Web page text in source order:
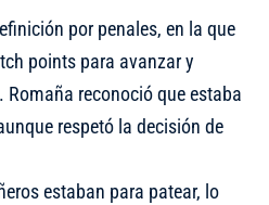
por penales, en la que
points para avanzar y
reconoció que estaba
respetó la decisión de
estaban para patear, lo